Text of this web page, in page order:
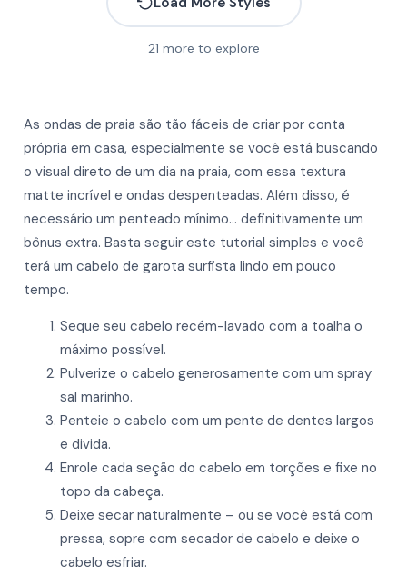
More
More
More
More
More
More
More
More
More
More
More
More
More
21 more to explore
As ondas de praia são tão fáceis de criar por conta
própria em casa, especialmente se você está buscando
o visual direto de um dia na praia, com essa textura
matte incrível e ondas despenteadas. Além disso, é
necessário um penteado mínimo… definitivamente um
bônus extra. Basta seguir este tutorial simples e você
terá um cabelo de garota surfista lindo em pouco
tempo.
Seque seu cabelo recém-lavado com a toalha o
máximo possível.
Pulverize o cabelo generosamente com um spray
sal marinho.
Penteie o cabelo com um pente de dentes largos
e divida.
Enrole cada seção do cabelo em torções e fixe no
topo da cabeça.
Deixe secar naturalmente – ou se você está com
pressa, sopre com secador de cabelo e deixe o
cabelo esfriar.